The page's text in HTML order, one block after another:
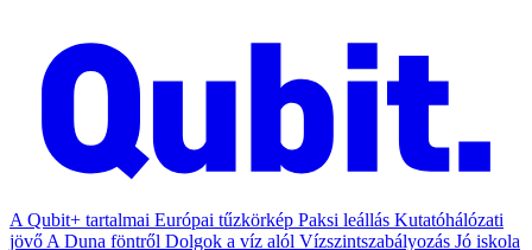
A Qubit+ tartalmai Európai tűzkörkép Paksi leállás Kutatóhálózati
jövő A Duna föntről Dolgok a víz alól Vízszintszabályozás Jó iskola